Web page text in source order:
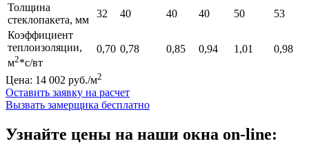
Толщина
стеклопакета, мм
32 40 40 40 50
53
Коэффициент
теплоизоляции,
м2*с/вт
0,70 0,78 0,85 0,94 1,01 0,98
Цена: 14 002 руб./м2
Оставить заявку на расчет
Вызвать замерщика бесплатно
Узнайте цены на наши окна on-line: